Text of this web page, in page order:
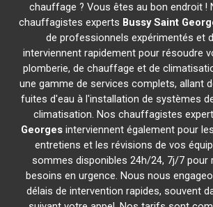
chauffage ? Vous êtes au bon endroit !
chauffagistes experts Bussy Saint
de professionnels expérimentés et
interviennent rapidement pour résoudre
plomberie, de chauffage et de
une gamme de services complets, allant
fuites d'eau à l'installation de systèmes
climatisation. Nos chauffagistes
Georgesinterviennent également pour
entretiens et les révisions de vos
sommes disponibles 24h/24, 7j/7 pour
besoins en urgence. Nous nous
délais de intervention rapides, souvent